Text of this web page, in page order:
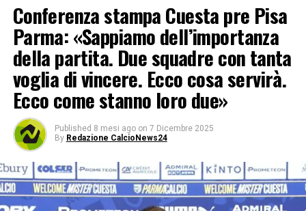
Conferenza stampa Cuesta pre Pisa
Parma: «Sappiamo dell’importanza
della partita. Due squadre con tanta
voglia di vincere. Ecco cosa servirà.
Ecco come stanno loro due»
Published 8 mesi ago on 7 Dicembre 2025
By Redazione CalcioNews24